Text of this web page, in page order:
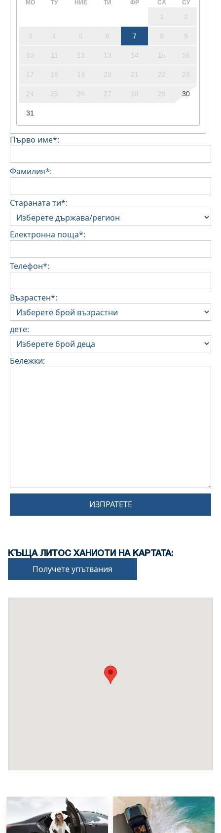
МО ТУ НИЕ ТИ ФР СА СУ
1 2
3 4 5 6 7 8 9
10 11 12 13 14 15 16
17 18 19 20 21 22 23
24 25 26 27 28 29 30
31
Първо име*:
Фамилия*:
Стараната ти*:
Електронна поща*:
Телефон*:
Възрастен*:
дете:
Бележки:
ИЗПРАТЕТЕ
КЪЩА ЛИТОС ХАНИОТИ НА КАРТАТА:
Получете упътвания